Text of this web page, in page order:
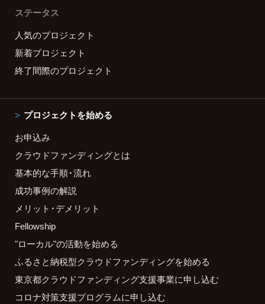
ステータス
人気のプロジェクト
新着プロジェクト
終了間際のプロジェクト
プロジェクトを始める
お申込み
クラウドファンディングとは
基本的な手順・流れ
成功事例の解説
メリット・デメリット
Fellowship
"ローカル"の活動を始める
ふるさと納税型クラウドファンディングを始める
東京都クラウドファンディング支援事業に申し込む
コロナ対策支援プログラムに申し込む